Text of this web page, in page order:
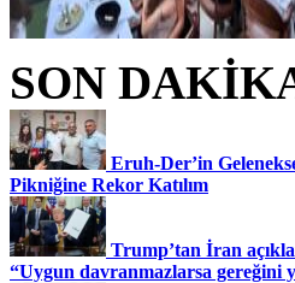
SON
Eruh-Der’in
Pikniğine Rekor Katılım
Trump’tan İran
“Uygun davranmazlarsa gereğini